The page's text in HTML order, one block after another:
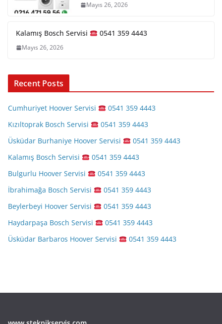
Mayıs 26, 2026
Kalamış Bosch Servisi 0541 359 4443
Mayıs 26, 2026
Recent Posts
Cumhuriyet Hoover Servisi
0541 359 4443
Kızıltoprak Bosch Servisi
0541 359 4443
Üsküdar Burhaniye Hoover Servisi
0541 359 4443
Kalamış Bosch Servisi
0541 359 4443
Bulgurlu Hoover Servisi
0541 359 4443
İbrahimağa Bosch Servisi
0541 359 4443
Beylerbeyi Hoover Servisi
0541 359 4443
Haydarpaşa Bosch Servisi
0541 359 4443
Üsküdar Barbaros Hoover Servisi
0541 359 4443